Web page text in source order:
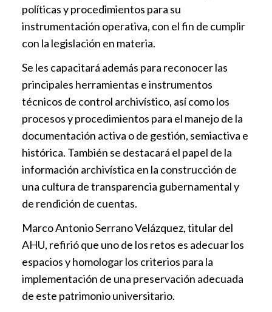
políticas y procedimientos para su
instrumentación operativa, con el fin de cumplir
con la legislación en materia.
Se les capacitará además para reconocer las
principales herramientas e instrumentos
técnicos de control archivístico, así como los
procesos y procedimientos para el manejo de la
documentación activa o de gestión, semiactiva e
histórica. También se destacará el papel de la
información archivística en la construcción de
una cultura de transparencia gubernamental y
de rendición de cuentas.
Marco Antonio Serrano Velázquez, titular del
AHU, refirió que uno de los retos es adecuar los
espacios y homologar los criterios para la
implementación de una preservación adecuada
de este patrimonio universitario.